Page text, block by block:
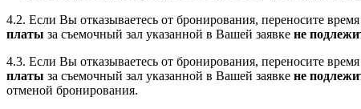
4.2. Если Вы отказываетесь от бронирования, переносите
платы за съемочный зал указанной в Вашей заявке не
4.3. Если Вы отказываетесь от бронирования, переносите
платы за съемочный зал указанной в Вашей заявке не
отменой бронирования.